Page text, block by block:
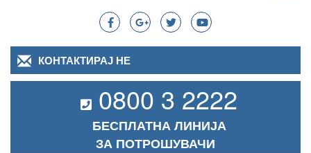
КОНТАКТИРАЈ НЕ
0800 3 2222
БЕСПЛАТНА ЛИНИЈА
ЗА ПОТРОШУВАЧИ